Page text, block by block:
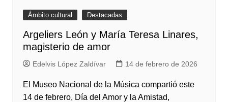
Ámbito cultural Destacadas
Argeliers León y María Teresa Linares,
magisterio de amor
Edelvis López Zaldívar 14 de febrero de 2026
El Museo Nacional de la Música compartió este
14 de febrero, Día del Amor y la Amistad,